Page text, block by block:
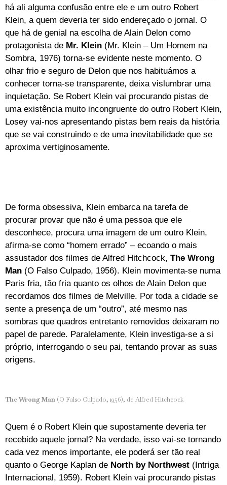
há ali alguma confusão entre ele e um outro Robert
Klein, a quem deveria ter sido endereçado o jornal. O
que há de genial na escolha de Alain Delon como
protagonista de Mr. Klein (Mr. Klein – Um Homem na
Sombra, 1976) torna-se evidente neste momento. O
olhar frio e seguro de Delon que nos habituámos a
conhecer torna-se transparente, deixa vislumbrar uma
inquietação. Se Robert Klein vai procurando pistas de
uma existência muito incongruente do outro Robert Klein,
Losey vai-nos apresentando pistas bem reais da história
que se vai construindo e de uma inevitabilidade que se
aproxima vertiginosamente.
De forma obsessiva, Klein embarca na tarefa de
procurar provar que não é uma pessoa que ele
desconhece, procura uma imagem de um outro Klein,
afirma-se como “homem errado” – ecoando o mais
assustador dos filmes de Alfred Hitchcock, The Wrong
Man (O Falso Culpado, 1956). Klein movimenta-se numa
Paris fria, tão fria quanto os olhos de Alain Delon que
recordamos dos filmes de Melville. Por toda a cidade se
sente a presença de um “outro”, até mesmo nas
sombras que quadros entretanto removidos deixaram no
papel de parede. Paralelamente, Klein investiga-se a si
próprio, interrogando o seu pai, tentando provar as suas
origens.
The Wrong Man (O Falso Culpado, 1956), de Alfred Hitchcock
Quem é o Robert Klein que supostamente deveria ter
recebido aquele jornal? Na verdade, isso vai-se tornando
cada vez menos importante, ele poderá ser tão real
quanto o George Kaplan de North by Northwest (Intriga
Internacional, 1959). Robert Klein vai procurando pistas